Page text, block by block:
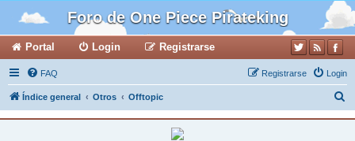
Foro de One Piece Pirateking
Portal Login Registrarse
FAQ Login
Registrarse
Índice general Otros Offtopic